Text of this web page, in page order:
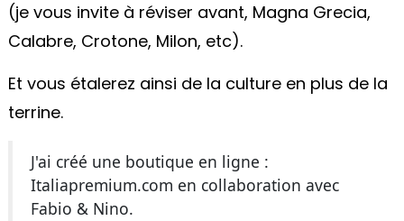
(je vous invite à réviser avant, Magna Grecia,
Calabre, Crotone, Milon, etc).
Et vous étalerez ainsi de la culture en plus de la
terrine.
J'ai créé une boutique en ligne :
Italiapremium.com en collaboration avec
Fabio & Nino.